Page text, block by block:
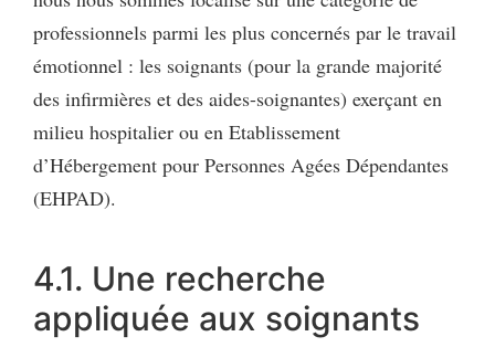
professionnels parmi les plus concernés par le travail
émotionnel : les soignants (pour la grande majorité
des infirmières et des aides-soignantes) exerçant en
milieu hospitalier ou en Etablissement
d’Hébergement pour Personnes Agées Dépendantes
(EHPAD).
4.1. Une recherche
appliquée aux soignants